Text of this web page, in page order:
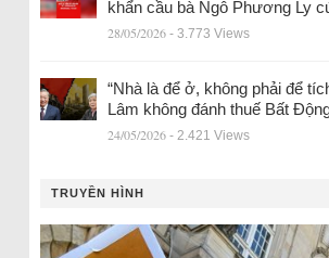
khẩn cầu bà Ngô Phương Ly
28/05/2026 - 3.773 Views
“Nhà là để ở, không phải để
Lâm không đánh thuế Bất
24/05/2026 - 2.421 Views
TRUYỀN HÌNH